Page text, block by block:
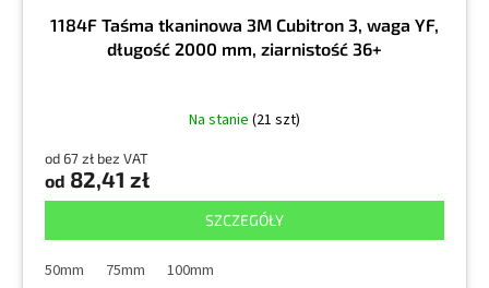
1184F Taśma tkaninowa 3M Cubitron 3, waga YF,
długość 2000 mm, ziarnistość 36+
Na stanie (21 szt)
od 67 zł bez VAT
od 82,41 zł
SZCZEGÓŁY
50mm 75mm 100mm